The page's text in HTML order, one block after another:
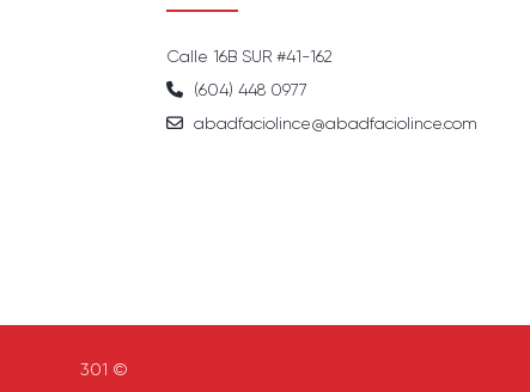
Calle 16B SUR #41-162
(604) 448 0977
abadfaciolince@abadfaciolince.com
301 ©